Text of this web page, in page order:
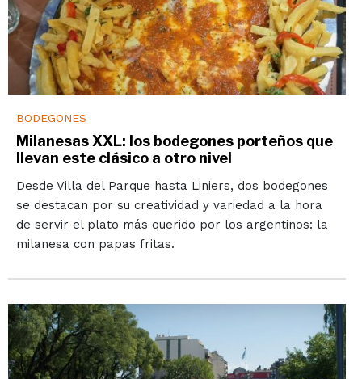
BODEGONES
Milanesas XXL: los bodegones porteños que
llevan este clásico a otro nivel
Desde Villa del Parque hasta Liniers, dos bodegones
se destacan por su creatividad y variedad a la hora
de servir el plato más querido por los argentinos: la
milanesa con papas fritas.